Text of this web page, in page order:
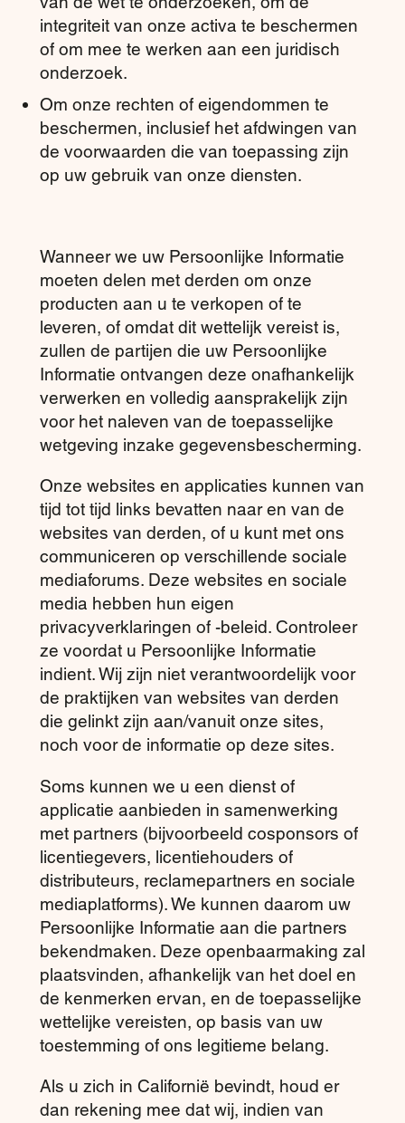
integriteit van onze activa te beschermen
of om mee te werken aan een juridisch
onderzoek.
Om onze rechten of eigendommen te
beschermen, inclusief het afdwingen van
de voorwaarden die van toepassing zijn
op uw gebruik van onze diensten.
Wanneer we uw Persoonlijke Informatie
moeten delen met derden om onze
producten aan u te verkopen of te
leveren, of omdat dit wettelijk vereist is,
zullen de partijen die uw Persoonlijke
Informatie ontvangen deze onafhankelijk
verwerken en volledig aansprakelijk zijn
voor het naleven van de toepasselijke
wetgeving inzake gegevensbescherming.
Onze websites en applicaties kunnen van
tijd tot tijd links bevatten naar en van de
websites van derden, of u kunt met ons
communiceren op verschillende sociale
mediaforums. Deze websites en sociale
media hebben hun eigen
privacyverklaringen of -beleid. Controleer
ze voordat u Persoonlijke Informatie
indient. Wij zijn niet verantwoordelijk voor
de praktijken van websites van derden
die gelinkt zijn aan/vanuit onze sites,
noch voor de informatie op deze sites.
Soms kunnen we u een dienst of
applicatie aanbieden in samenwerking
met partners (bijvoorbeeld cosponsors of
licentiegevers, licentiehouders of
distributeurs, reclamepartners en sociale
mediaplatforms). We kunnen daarom uw
Persoonlijke Informatie aan die partners
bekendmaken. Deze openbaarmaking zal
plaatsvinden, afhankelijk van het doel en
de kenmerken ervan, en de toepasselijke
wettelijke vereisten, op basis van uw
toestemming of ons legitieme belang.
Als u zich in Californië bevindt, houd er
dan rekening mee dat wij, indien van